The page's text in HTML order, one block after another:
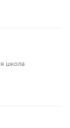
школа